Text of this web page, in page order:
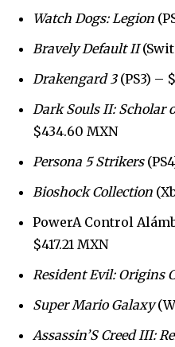
Acepto la Política de Privacidad
32,111
Watch Dogs: Legion
Bravely Default II
Drakengard 3(PS3) –
Dark Souls II: Scholar
$434.60 MXN
Persona 5 Strikers
Bioshock Collection
PowerA Control
$417.21 MXN
Resident Evil: Origins
Super Mario Galaxy
Assassin’S Creed III: